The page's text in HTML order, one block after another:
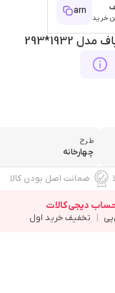
خرید
arn
1932*293
طرح
چهارخانه
ضمانت اصل بودن کالا